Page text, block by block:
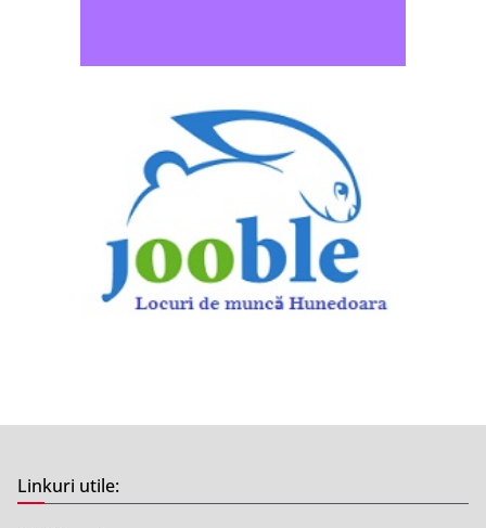
Linkuri utile: